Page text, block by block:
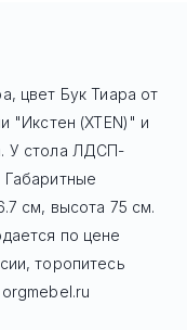
цвет Бук Тиара от
"Икстен (XTEN)" и
У стола ЛДСП-
см, высота 75 см.
по цене
торопитесь